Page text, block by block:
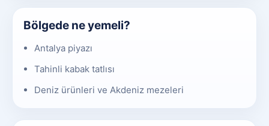
Bölgede ne yemeli?
Antalya piyazı
Tahinli kabak tatlısı
Deniz ürünleri ve Akdeniz mezeleri